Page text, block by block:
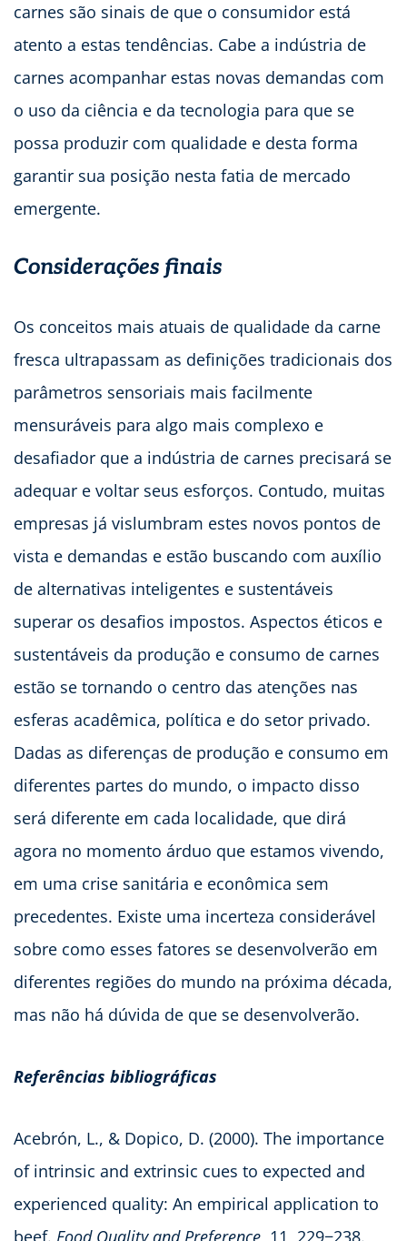
carnes são sinais de que o consumidor está
atento a estas tendências. Cabe a indústria de
carnes acompanhar estas novas demandas com
o uso da ciência e da tecnologia para que se
possa produzir com qualidade e desta forma
garantir sua posição nesta fatia de mercado
emergente.
Considerações finais
Os conceitos mais atuais de qualidade da carne
fresca ultrapassam as definições tradicionais dos
parâmetros sensoriais mais facilmente
mensuráveis para algo mais complexo e
desafiador que a indústria de carnes precisará se
adequar e voltar seus esforços. Contudo, muitas
empresas já vislumbram estes novos pontos de
vista e demandas e estão buscando com auxílio
de alternativas inteligentes e sustentáveis
superar os desafios impostos. Aspectos éticos e
sustentáveis da produção e consumo de carnes
estão se tornando o centro das atenções nas
esferas acadêmica, política e do setor privado.
Dadas as diferenças de produção e consumo em
diferentes partes do mundo, o impacto disso
será diferente em cada localidade, que dirá
agora no momento árduo que estamos vivendo,
em uma crise sanitária e econômica sem
precedentes. Existe uma incerteza considerável
sobre como esses fatores se desenvolverão em
diferentes regiões do mundo na próxima década,
mas não há dúvida de que se desenvolverão.
Referências bibliográficas
Acebrón, L., & Dopico, D. (2000). The importance
of intrinsic and extrinsic cues to expected and
experienced quality: An empirical application to